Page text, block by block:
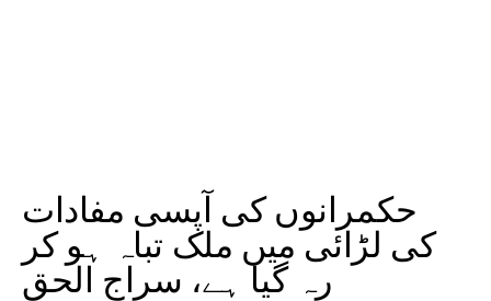
حکمرانوں کی آپسی مفادات
کی لڑائی میں ملک تباہ ہو کر
رہ گیا ہے، سراج الحق